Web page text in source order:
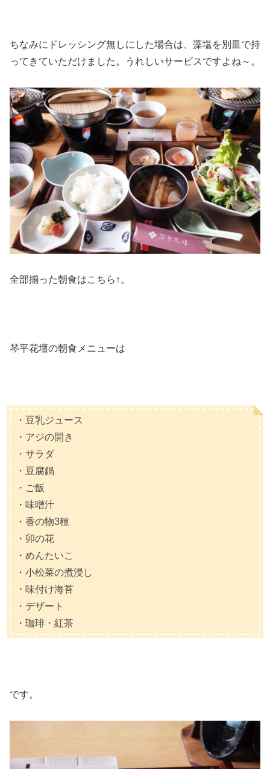
ちなみにドレッシング無しにした場合は、藻塩を別皿で持
ってきていただけました。うれしいサービスですよね～。
全部揃った朝食はこちら↑。
琴平花壇の朝食メニューは
・豆乳ジュース
・アジの開き
・サラダ
・豆腐鍋
・ご飯
・味噌汁
・香の物3種
・卯の花
・めんたいこ
・小松菜の煮浸し
・味付け海苔
・デザート
・珈琲・紅茶
です。